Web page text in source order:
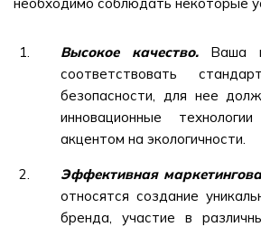
Высокое качество.Ваша
соответствовать
безопасности, для нее
инновационные
акцентом на экологичности.
Эффективная
относятся создание
бренда, участие в